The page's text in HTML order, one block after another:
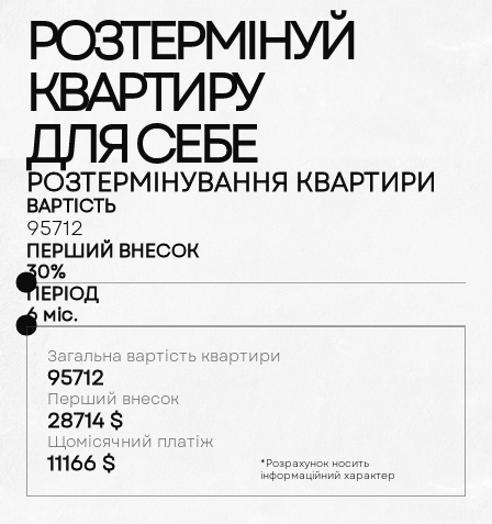
РОЗТЕРМІНУЙ
КВАРТИРУ
ДЛЯ СЕБЕ
РОЗТЕРМІНУВАННЯ КВАРТИРИ
ВАРТІСТЬ
95712
ПЕРШИЙ ВНЕСОК
30%
ПЕРІОД
6 міс.
Загальна вартість квартири
95712
Перший внесок
28714$
Щомісячний платіж
11166 $ *Розрахунок носить
інформаційний характер